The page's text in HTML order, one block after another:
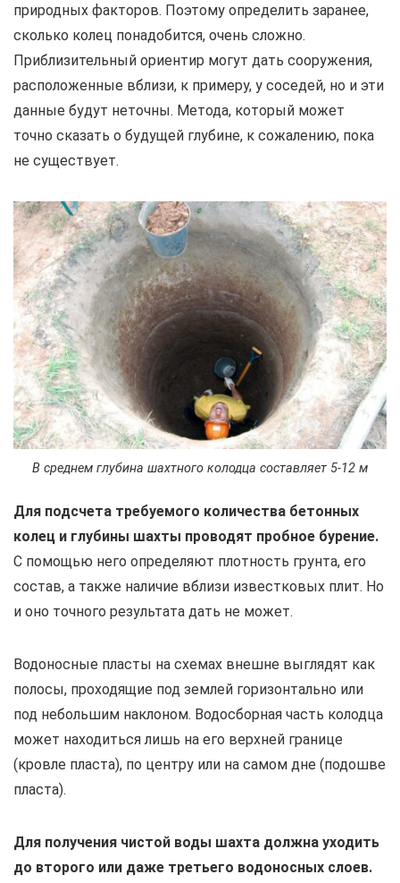
природных факторов. Поэтому определить заранее,
сколько колец понадобится, очень сложно.
Приблизительный ориентир могут дать сооружения,
расположенные вблизи, к примеру, у соседей, но и эти
данные будут неточны. Метода, который может
точно сказать о будущей глубине, к сожалению, пока
не существует.
В среднем глубина шахтного колодца составляет 5-12 м
Для подсчета требуемого количества бетонных
колец и глубины шахты проводят пробное бурение.
С помощью него определяют плотность грунта, его
состав, а также наличие вблизи известковых плит. Но
и оно точного результата дать не может.
Водоносные пласты на схемах внешне выглядят как
полосы, проходящие под землей горизонтально или
под небольшим наклоном. Водосборная часть колодца
может находиться лишь на его верхней границе
(кровле пласта), по центру или на самом дне (подошве
пласта).
Для получения чистой воды шахта должна уходить
до второго или даже третьего водоносных слоев.